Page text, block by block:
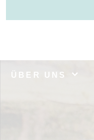
ÜBER UNS